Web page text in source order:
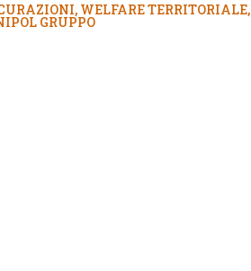
, WELFARE TERRITORIALE,
GRUPPO